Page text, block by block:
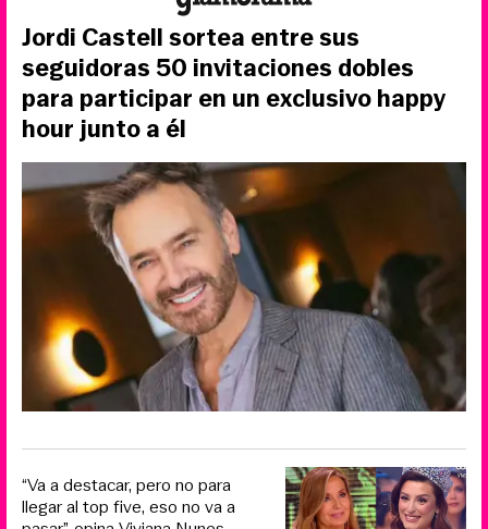
Jordi Castell sortea entre sus
seguidoras 50 invitaciones dobles
para participar en un exclusivo happy
hour junto a él
“Va a destacar, pero no para
llegar al top five, eso no va a